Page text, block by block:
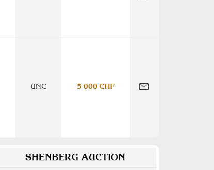
UNC 5 000 CHF
SHENBERG AUCTION